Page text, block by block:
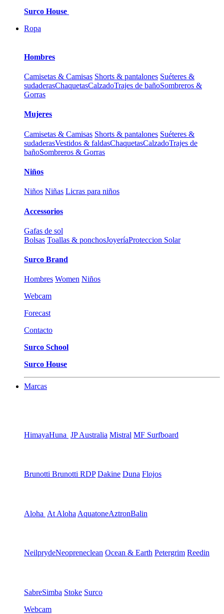
Surco House
Ropa
Hombres
Camisetas & Camisas Shorts & pantalones Suéteres &
sudaderasChaquetasCalzadoTrajes de bañoSombreros &
Gorras
Mujeres
Camisetas & Camisas Shorts & pantalones Suéteres &
sudaderasVestidos & faldasChaquetasCalzadoTrajes de
bañoSombreros & Gorras
Niños
Niños Niñas Licras para niños
Accessorios
Gafas de sol
Bolsas Toallas & ponchosJoyeríaProteccion Solar
Surco Brand
Hombres Women Niños
Webcam
Forecast
Contacto
Surco School
Surco House
Marcas
HimayaHuna JP Australia Mistral MF Surfboard
Brunotti Brunotti RDP Dakine Duna Flojos
Aloha At Aloha AquatoneAztronBalin
NeilprydeNeopreneclean Ocean & Earth Petergrim Reedin
SabreSimba Stoke Surco
Webcam